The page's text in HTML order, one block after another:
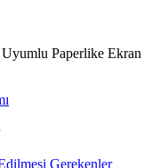
Paperlike Ekran
Gerekenler